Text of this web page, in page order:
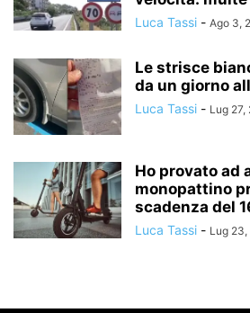
Luca Tassi - Ago 3,
Le strisce
da un giorno
Luca Tassi - Lug 27,
Ho provato ad
monopattino
scadenza del
Luca Tassi - Lug